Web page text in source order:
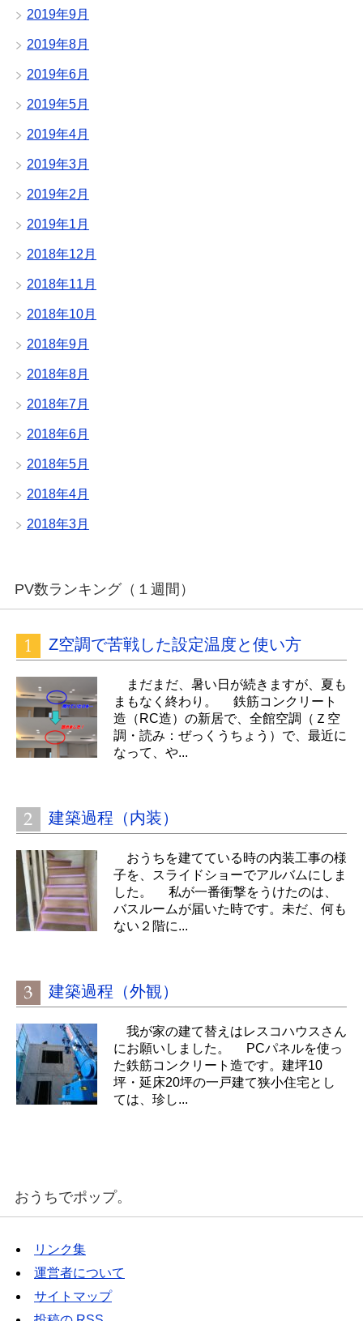
2019年9月
2019年8月
2019年6月
2019年5月
2019年4月
2019年3月
2019年2月
2019年1月
2018年12月
2018年11月
2018年10月
2018年9月
2018年8月
2018年7月
2018年6月
2018年5月
2018年4月
2018年3月
PV数ランキング（１週間）
Z空調で苦戦した設定温度と使い方
まだまだ、暑い日が続きますが、夏も
まもなく終わり。 鉄筋コンクリート
造（RC造）の新居で、全館空調（Ｚ空
調・読み：ぜっくうちょう）で、最近に
なって、や...
建築過程（内装）
おうちを建てている時の内装工事の様
子を、スライドショーでアルバムにしま
した。 私が一番衝撃をうけたのは、
バスルームが届いた時です。未だ、何も
ない２階に...
建築過程（外観）
我が家の建て替えはレスコハウスさん
にお願いしました。 PCパネルを使っ
た鉄筋コンクリート造です。建坪10
坪・延床20坪の一戸建て狭小住宅とし
ては、珍し...
おうちでポップ。
リンク集
運営者について
サイトマップ